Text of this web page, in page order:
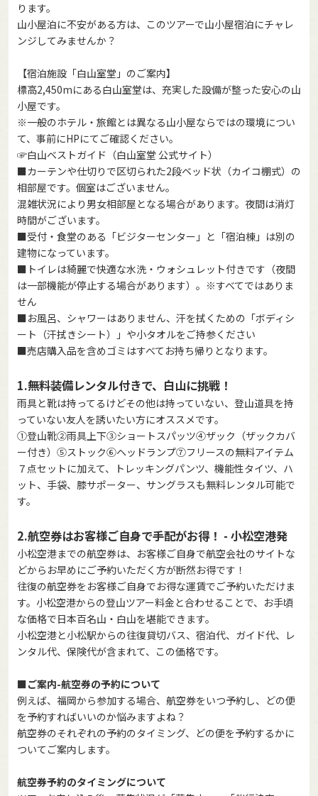
ります。
山小屋泊に不安がある方は、このツアーで山小屋宿泊にチャレ
ンジしてみませんか？
【宿泊施設「白山室堂」のご案内】
標高2,450mにある白山室堂は、充実した設備が整った安心の山
小屋です。
※一般のホテル・旅館とは異なる山小屋ならではの環境につい
て、事前にHPにてご確認ください。
☞白山ベストガイド（白山室堂 公式サイト）
■カーテンや仕切りで区切られた2段ベッド状（カイコ棚式）の
相部屋です。個室はございません。
混雑状況により男女相部屋となる場合があります。夜間は消灯
時間がございます。
■受付・食堂のある「ビジターセンター」と「宿泊棟」は別の
建物になっています。
■トイレは綺麗で快適な水洗・ウォシュレット付きです（夜間
は一部機能が停止する場合があります）。※すべてではありま
せん
■お風呂、シャワーはありません、汗を拭くための「ボディシ
ート（汗拭きシート）」や小タオルをご持参ください
■売店購入品を含めゴミはすべてお持ち帰りとなります。
1.無料装備レンタル付きで、白山に挑戦！
雨具と靴は持ってるけどその他は持っていない、登山道具を持
っていない友人を誘いたい方にオススメです。
①登山靴②雨具上下③ショートスパッツ④ザック（ザックカバ
ー付き）⑤ストック⑥ヘッドランプ⑦フリースの無料アイテム
７点セットに加えて、トレッキングパンツ、機能性タイツ、ハ
ット、手袋、膝サポーター、サングラスも無料レンタル可能で
す。
2.航空券はお客様ご自身で手配がお得！ - 小松空港発
小松空港までの航空券は、お客様ご自身で航空会社のサイトな
どからお早めにご予約いただく方が断然お得です！
往復の航空券をお客様ご自身でお得な運賃でご予約いただけま
す。小松空港からの登山ツアー料金と合わせることで、お手頃
な価格で日本百名山・白山を堪能できます。
小松空港と小松駅からの往復貸切バス、宿泊代、ガイド代、レ
ンタル代、保険代が含まれて、この価格です。
■ご案内-航空券の予約について
例えば、福岡から参加する場合、航空券をいつ予約し、どの便
を予約すればいいのか悩みますよね？
航空券のそれぞれの予約のタイミング、どの便を予約するかに
ついてご案内します。
航空券予約のタイミングについて